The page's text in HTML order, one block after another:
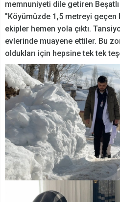
memnuniyeti dile getiren
"Köyümüzde 1,5 metreyi
ekipler hemen yola çıktı.
evlerinde muayene ettiler. Bu
oldukları için hepsine tek tek